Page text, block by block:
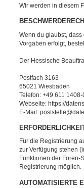
Wir werden in diesem
Wenn du glaubst,
Vorgaben erfolgt,
Der Hessische
Postfach 3163
65021 Wiesbaden
Telefon: +49 611 1408-
Webseite: https://
E-Mail:
Für die Registrierung
zur Verfügung stehen
Funktionen der Foren-
Registrierung möglich.
AUTOMATISIERTE